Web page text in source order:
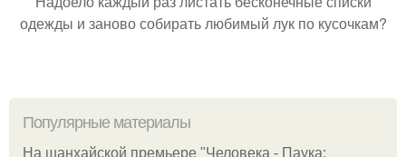
одежды и заново собирать любимый лук по кусочкам?
Популярные материалы
На шанхайской премьере "Человека - Паука: